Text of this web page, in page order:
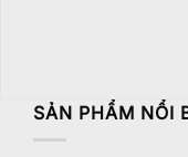
SẢN PHẨM NỔI